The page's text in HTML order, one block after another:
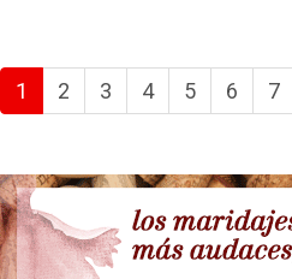
1 2 3 4 5 6 7